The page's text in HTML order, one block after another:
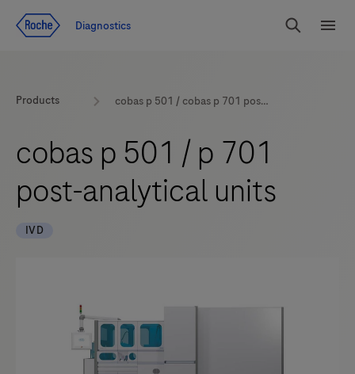
Diagnostics
Suchen
Products cobas p 501 / cobas p 701 post-analytical units
cobas p 501 / p 701
post-analytical units
IVD